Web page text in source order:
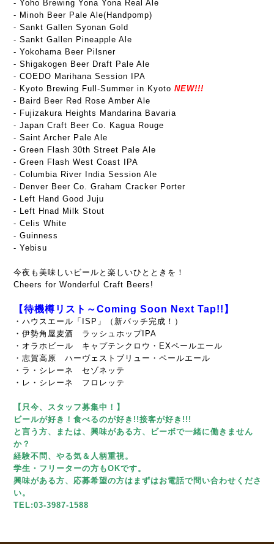
- Yoho Brewing Yona Yona Real Ale
- Minoh Beer Pale Ale(Handpomp)
- Sankt Gallen Syonan Gold
- Sankt Gallen Pineapple Ale
- Yokohama Beer Pilsner
- Shigakogen Beer Draft Pale Ale
- COEDO Marihana Session IPA
- Kyoto Brewing Full-Summer in Kyoto NEW!!!
- Baird Beer Red Rose Amber Ale
- Fujizakura Heights Mandarina Bavaria
- Japan Craft Beer Co. Kagua Rouge
- Saint Archer Pale Ale
- Green Flash 30th Street Pale Ale
- Green Flash West Coast IPA
- Columbia River India Session Ale
- Denver Beer Co. Graham Cracker Porter
- Left Hand Good Juju
- Left Hnad Milk Stout
- Celis White
- Guinness
- Yebisu
今夜も美味しいビールと楽しいひとときを！
Cheers for Wonderful Craft Beers!
【待機樽リスト～Coming Soon Next Tap!!】
・ハウスエール「ISP」（新バッチ完成！）
・伊勢角屋麦酒 ラッシュホップIPA
・オラホビール キャプテンクロウ・EXペールエール
・志賀高原 ハーヴェストブリュー・ペールエール
・ラ・シレーネ セゾネッテ
・レ・シレーネ フロレッテ
【只今、スタッフ募集中！】
ビールが好き！食べるのが好き!!接客が好き!!!
と言う方、または、興味がある方、ビーボで一緒に働きません
か？
経験不問、やる気＆人柄重視。
学生・フリーターの方もOKです。
興味がある方、応募希望の方はまずはお電話で問い合わせくださ
い。
TEL:03-3987-1588